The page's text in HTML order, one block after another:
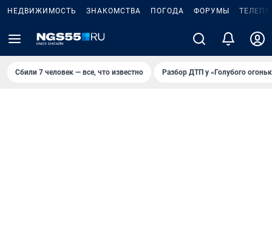
НЕДВИЖИМОСТЬ ЗНАКОМСТВА ПОГОДА ФОРУМЫ
Сбили 7 человек — все, что известно Разбор ДТП у «Голубого